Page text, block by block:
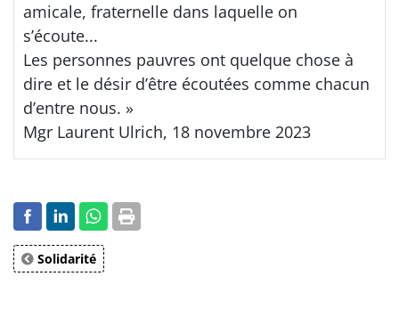
amicale, fraternelle dans laquelle on
s’écoute...
Les personnes pauvres ont quelque chose à
dire et le désir d’être écoutées comme chacun
d’entre nous. »
Mgr Laurent Ulrich, 18 novembre 2023
Solidarité